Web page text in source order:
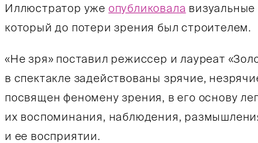
Иллюстратор уже опубликовала
который до потери зрения был строителем.
«Не зря» поставил режиссер и лауреат
в спектакле задействованы зрячие,
посвящен феномену зрения, в его основу
их воспоминания, наблюдения,
и ее восприятии.